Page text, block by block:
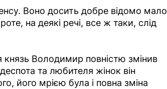
Воно досить добре відомо мало
на деякі речі, все ж таки, слід
Володимир повністю змінив
та любителя жінок він
його мрією була і повна зміна